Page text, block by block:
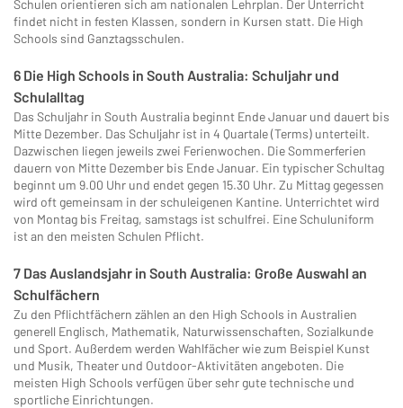
Schulen orientieren sich am nationalen Lehrplan. Der Unterricht
findet nicht in festen Klassen, sondern in Kursen statt. Die High
Schools sind Ganz­tagsschulen.
6 Die High Schools in South Australia: Schuljahr und
Schulalltag
Das Schuljahr in South Australia beginnt Ende Januar und dauert bis
Mitte Dezember. Das Schuljahr ist in 4 Quartale (Terms) unterteilt.
Dazwischen liegen jeweils zwei Ferienwochen. Die Sommerferien
dauern von Mitte Dezember bis Ende Januar. Ein typischer Schultag
beginnt um 9.00 Uhr und endet gegen 15.30 Uhr. Zu Mittag ge­gessen
wird oft gemeinsam in der schuleigenen Kantine. Unterrichtet wird
von Montag bis Freitag, sams­tags ist schulfrei. Eine Schuluniform
ist an den meisten Schulen Pflicht.
7 Das Auslandsjahr in South Australia: Große Auswahl an
Schulfächern
Zu den Pflichtfächern zählen an den High Schools in Australien
generell Englisch, Mathematik, Naturwissenschaften, Sozialkunde
und Sport. Außerdem werden Wahlfächer wie zum Beispiel Kunst
und Musik, Theater und Outdoor-Aktivitäten angeboten. Die
meisten High Schools verfügen über sehr gute technische und
sportliche Einrichtungen.